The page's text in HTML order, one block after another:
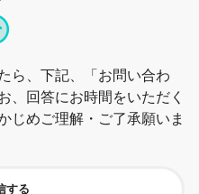
ら、下記、「お問い合わ
、回答にお時間をいただく
じめご理解・ご了承願いま
する